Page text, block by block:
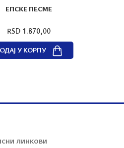
ЕПСКЕ ПЕСМЕ
RSD 1.870,00
У КОРПУ
линкови